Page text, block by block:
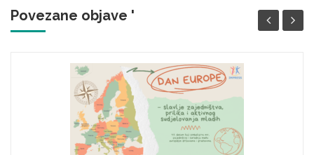
Povezane objave '